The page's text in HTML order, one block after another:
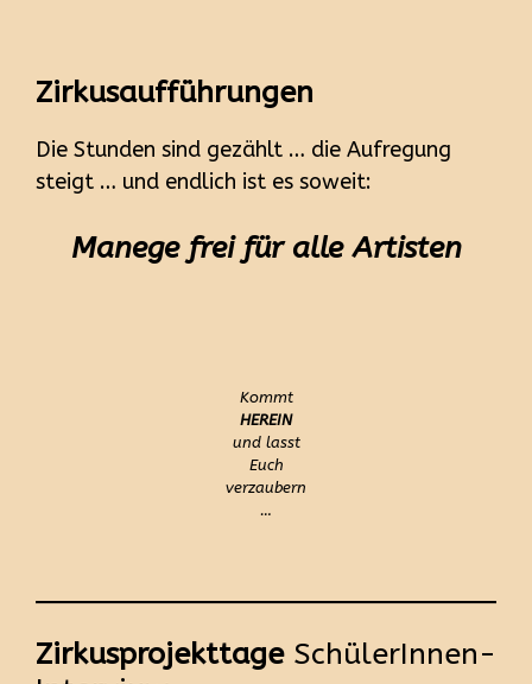
Zirkusaufführungen
Die Stunden sind gezählt … die Aufregung
steigt … und endlich ist es soweit:
Manege frei für alle Artisten
Kommt
HEREIN
und lasst
Euch
verzaubern
…
ZirkusprojekttageSchülerInnen-